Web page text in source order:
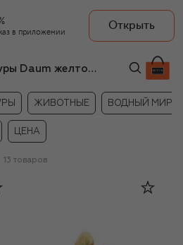
в приложении
Открыть
Скульптуры Daum желтого цвета
ЖИВОТНЫЕ ВОДНЫЙ МИР
ЦЕНА
13 товаров